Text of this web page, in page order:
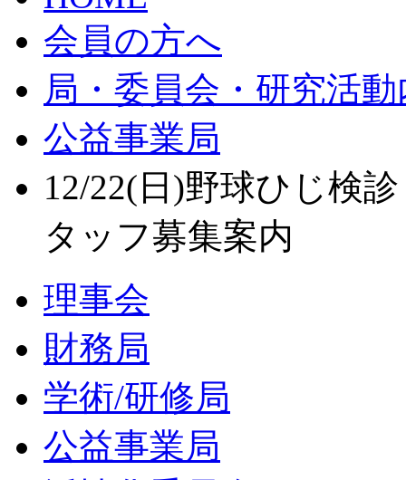
会員の方へ
局・委員会・研究活
公益事業局
12/22(日)野球ひじ検
タッフ募集案内
理事会
財務局
学術/研修局
公益事業局